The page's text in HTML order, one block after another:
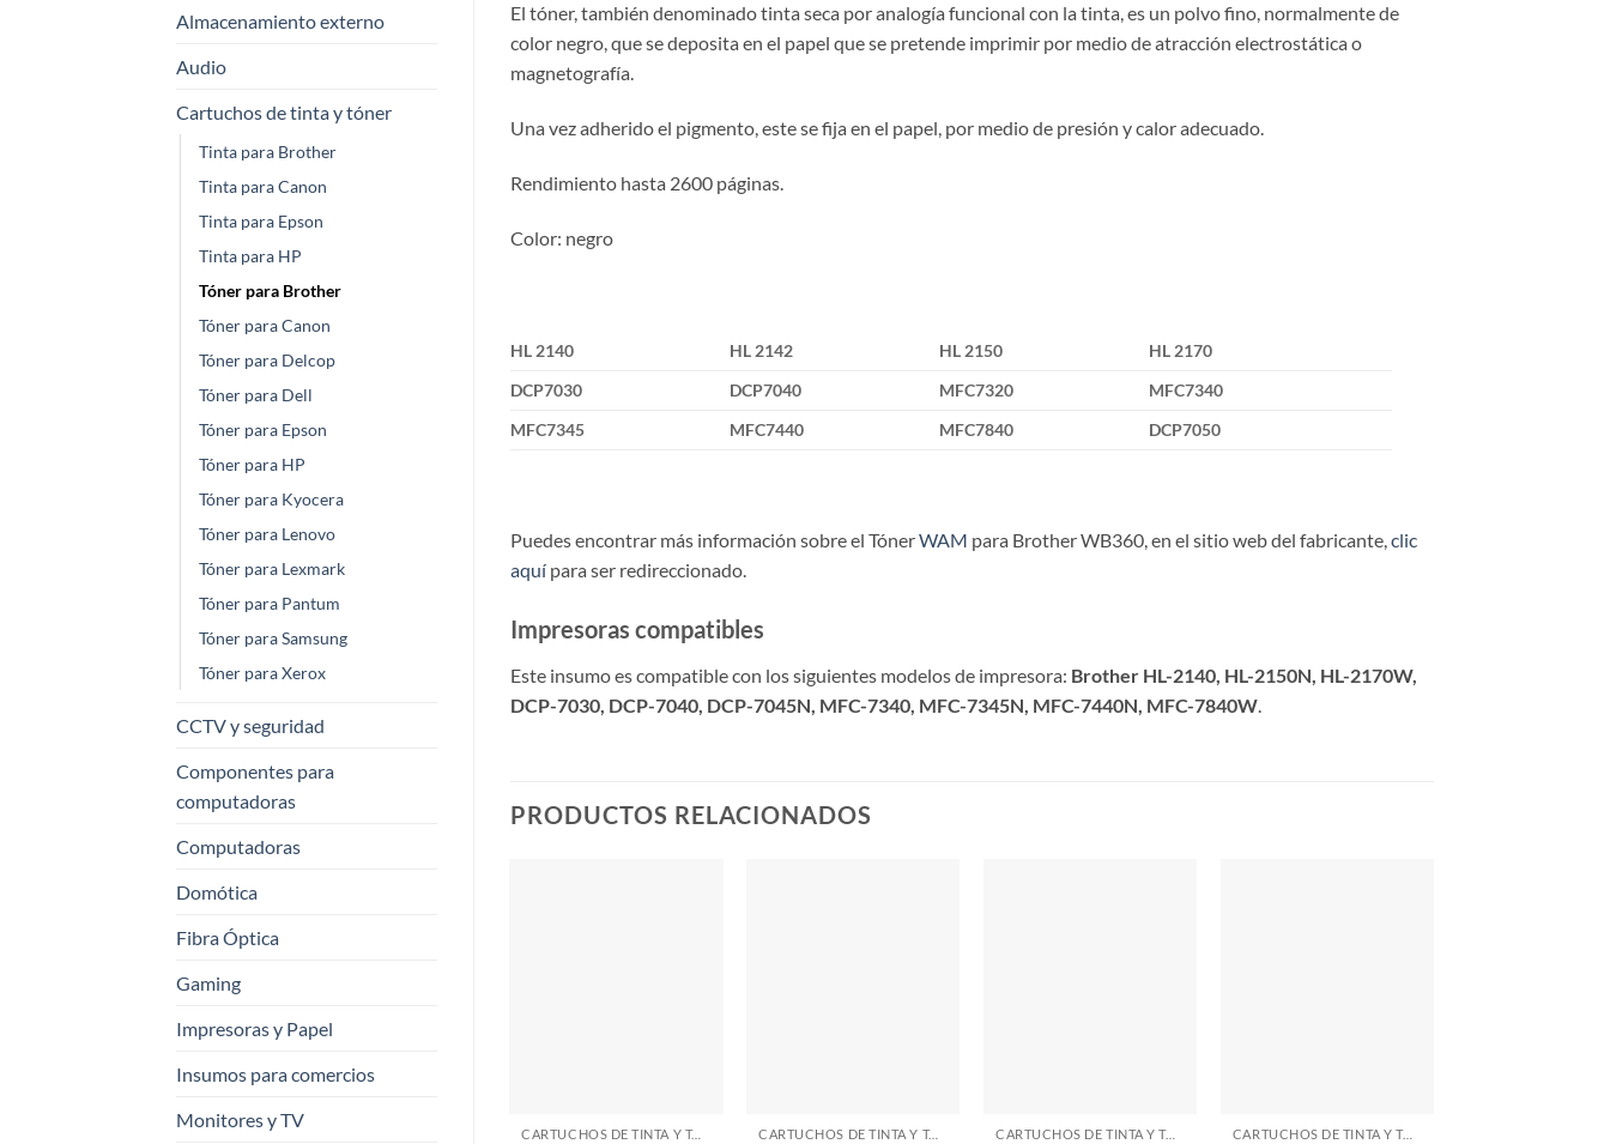
Almacenamiento externo
Audio
Cartuchos de tinta y tóner
Tinta para Brother
Tinta para Canon
Tinta para Epson
Tinta para HP
Tóner para Brother
Tóner para Canon
Tóner para Delcop
Tóner para Dell
Tóner para Epson
Tóner para HP
Tóner para Kyocera
Tóner para Lenovo
Tóner para Lexmark
Tóner para Pantum
Tóner para Samsung
Tóner para Xerox
CCTV y seguridad
Componentes para
computadoras
Computadoras
Domótica
Fibra Óptica
Gaming
Impresoras y Papel
Insumos para comercios
Monitores y TV
El tóner, también denominado tinta seca por analogía funcional con la tinta, es un polvo fino, normalmente de
color negro, que se deposita en el papel que se pretende imprimir por medio de atracción electrostática o
magnetografía.
Una vez adherido el pigmento, este se fija en el papel, por medio de presión y calor adecuado.
Rendimiento hasta 2600 páginas.
Color: negro
HL 2140 HL 2142 HL 2150
HL 2170
DCP7030
DCP7040 MFC7320
MFC7340
MFC7345
MFC7440 MFC7840 DCP7050
Puedes encontrar más información sobre el TónerWAM para Brother WB360, en el sitio web del fabricante,clic
aquípara ser redireccionado.
Impresoras compatibles
Este insumo es compatible con los siguientes modelos de impresora: Brother HL-2140, HL-2150N, HL-2170W,
DCP-7030, DCP-7040, DCP-7045N, MFC-7340, MFC-7345N, MFC-7440N, MFC-7840W.
PRODUCTOS RELACIONADOS
CARTUCHOS DE TINTA Y TÓNER CARTUCHOS DE TINTA Y TÓNER CARTUCHOS DE TINTA Y TÓNER CARTUCHOS DE TINTA Y TÓNER